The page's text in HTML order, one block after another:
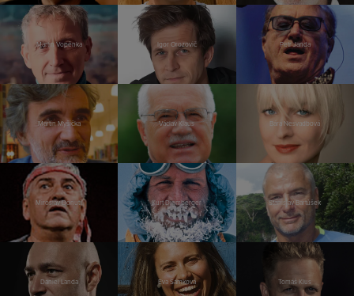
Martin Vopěnka Igor Orozovič Petr Janda
Martin Myšička Václav Klaus Bára Nesvadbová
Miroslav Donutil Kurt Diemberger Stanislav Bartůšek
Daniel Landa Eva Samková Tomáš Klus